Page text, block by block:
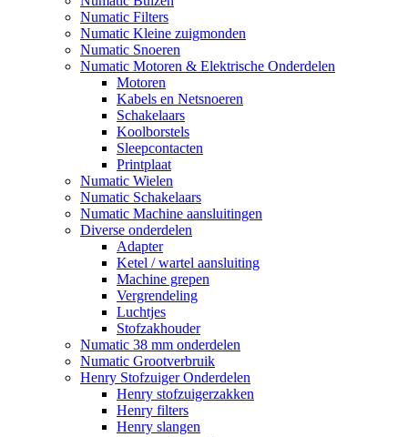
Numatic Filters
Numatic Kleine zuigmonden
Numatic Snoeren
Numatic Motoren & Elektrische Onderdelen
Motoren
Kabels en Netsnoeren
Schakelaars
Koolborstels
Sleepcontacten
Printplaat
Numatic Wielen
Numatic Schakelaars
Numatic Machine aansluitingen
Diverse onderdelen
Adapter
Ketel / wartel aansluiting
Machine grepen
Vergrendeling
Luchtjes
Stofzakhouder
Numatic 38 mm onderdelen
Numatic Grootverbruik
Henry Stofzuiger Onderdelen
Henry stofzuigerzakken
Henry filters
Henry slangen